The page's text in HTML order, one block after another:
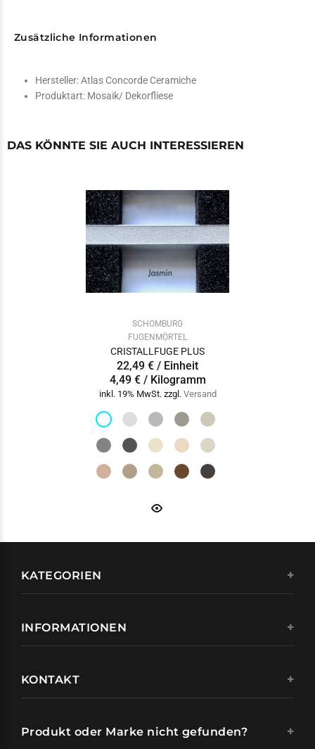
Zusätzliche Informationen
Hersteller:Atlas Concorde Ceramiche
Produktart: Mosaik/ Dekorfliese
DAS KÖNNTE SIE AUCH INTERESSIEREN
SCHOMBURG
FUGENMÖRTEL
CRISTALLFUGE PLUS
22,49 € / Einheit
4,49 € / Kilogramm
inkl. 19% MwSt. zzgl. Versand
KATEGORIEN
INFORMATIONEN
KONTAKT
Produkt oder Marke nicht gefunden?